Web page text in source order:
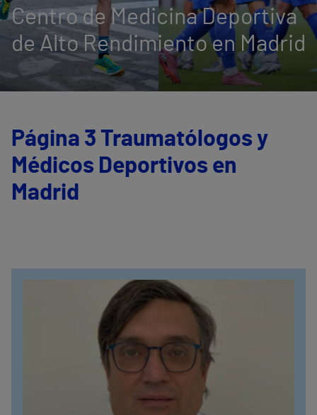
Centro de Medicina Deportiva
de Alto Rendimiento en Madrid
Página 3 Traumatólogos y
Médicos Deportivos en
Madrid